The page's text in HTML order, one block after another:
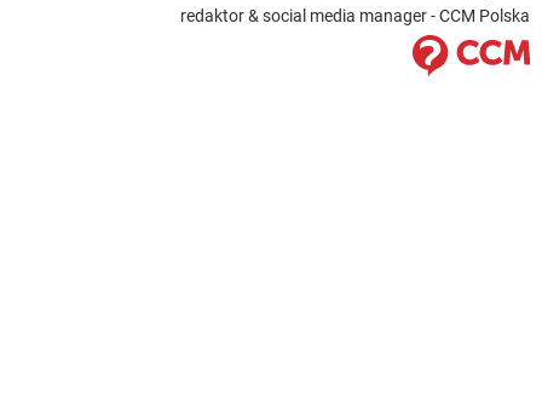
redaktor & social media manager - CCM Polska